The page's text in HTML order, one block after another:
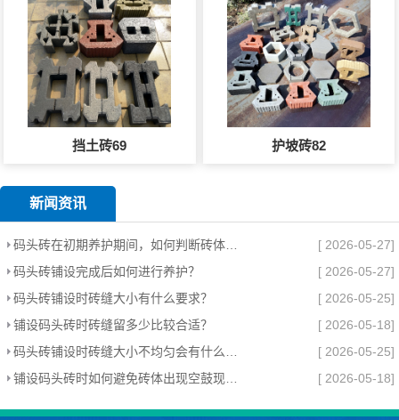
挡土砖69 护坡砖82
新闻资讯
[ 2026-05-27]
码头砖铺设完成后如何进行养护？
[ 2026-05-27]
码头砖铺设时砖缝大小有什么要求？
[ 2026-05-25]
铺设码头砖时砖缝留多少比较合适？
[ 2026-05-18]
[ 2026-05-25]
[ 2026-05-18]